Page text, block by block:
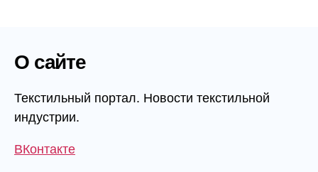
О сайте
Текстильный портал. Новости текстильной
индустрии.
ВКонтакте